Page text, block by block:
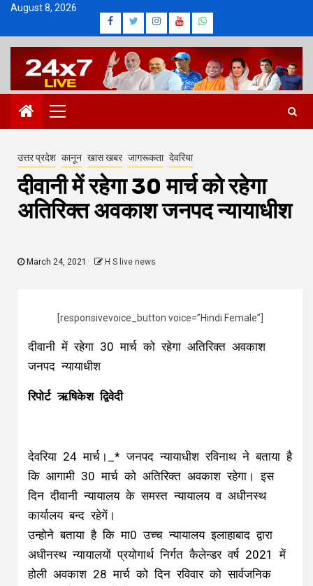
Skip
content
August 8, 2026
Facebook
Twitter
Instagram
Youtube
Whatsapp
Primary
Menu
उत्तर प्रदेश कानून खास खबर जागरूकता देवरिया
दीवानी में रहेगा 30 मार्च को रहेगा
अतिरिक्त अवकाश जनपद न्यायाधीश
March 24, 2021 H S live news
[responsivevoice_button voice=”Hindi Female”]
दीवानी में रहेगा 30 मार्च को रहेगा अतिरिक्त अवकाश
जनपद न्यायाधीश
रिपोर्ट ऋषिकेश द्विवेदी
देवरिया 24 मार्च।_* जनपद न्यायाधीश रविनाथ ने बताया है
कि आगामी 30 मार्च को अतिरिक्त अवकाश रहेगा। इस
दिन दीवानी न्यायालय के समस्त न्यायालय व अधीनस्थ
कार्यालय बन्द रहेगें।
उन्होने बताया है कि मा0 उच्च न्यायालय इलाहाबाद द्वारा
अधीनस्थ न्यायालयों प्रयोगार्थ निर्गत कैलेन्डर वर्ष 2021 में
होली अवकाश 28 मार्च को दिन रविवार को सार्वजनिक